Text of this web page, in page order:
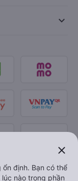
keyboard_arrow_down
close
định. Bạn có thể
nào trong phần